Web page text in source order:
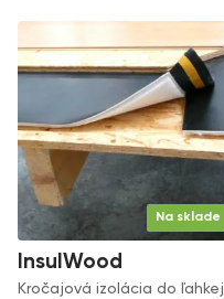
Na sklade
InsulWood
Kročajová izolácia do ľahkej